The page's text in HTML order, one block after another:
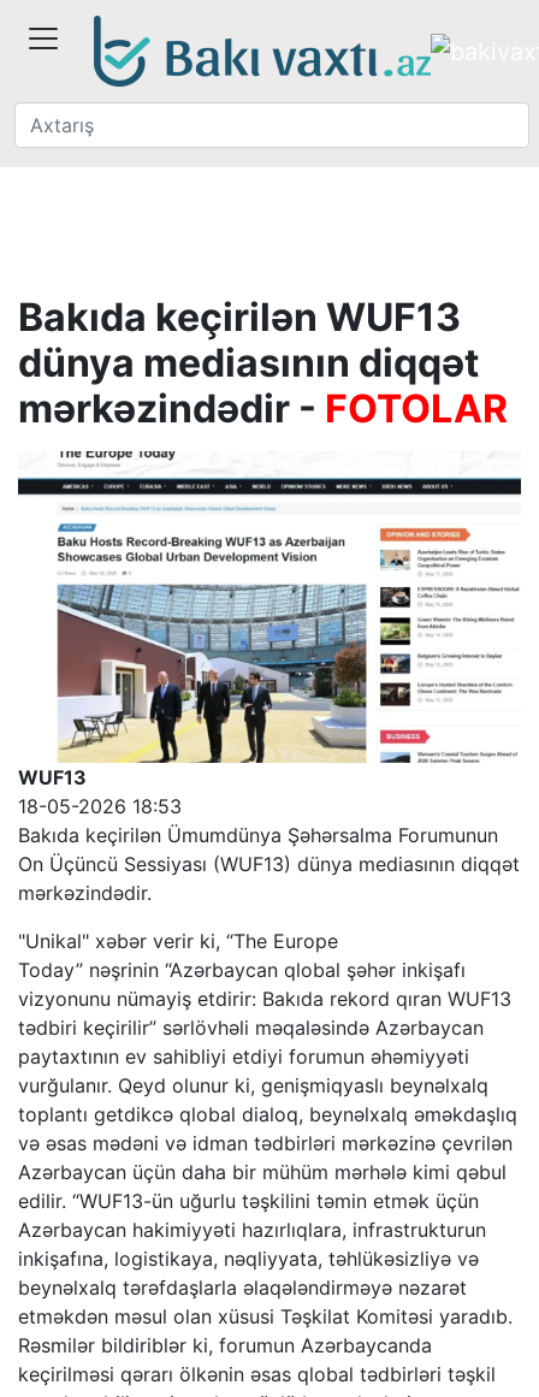
Bakıda keçirilən WUF13
dünya mediasının diqqət
mərkəzindədir - FOTOLAR
WUF13
18-05-2026 18:53
Bakıda keçirilən Ümumdünya Şəhərsalma Forumunun
On Üçüncü Sessiyası (WUF13) dünya mediasının diqqət
mərkəzindədir.
"Unikal" xəbər verir ki, “The Europe
Today” nəşrinin “Azərbaycan qlobal şəhər inkişafı
vizyonunu nümayiş etdirir: Bakıda rekord qıran WUF13
tədbiri keçirilir” sərlövhəli məqaləsində Azərbaycan
paytaxtının ev sahibliyi etdiyi forumun əhəmiyyəti
vurğulanır. Qeyd olunur ki, genişmiqyaslı beynəlxalq
toplantı getdikcə qlobal dialoq, beynəlxalq əməkdaşlıq
və əsas mədəni və idman tədbirləri mərkəzinə çevrilən
Azərbaycan üçün daha bir mühüm mərhələ kimi qəbul
edilir. “WUF13-ün uğurlu təşkilini təmin etmək üçün
Azərbaycan hakimiyyəti hazırlıqlara, infrastrukturun
inkişafına, logistikaya, nəqliyyata, təhlükəsizliyə və
beynəlxalq tərəfdaşlarla əlaqələndirməyə nəzarət
etməkdən məsul olan xüsusi Təşkilat Komitəsi yaradıb.
Rəsmilər bildiriblər ki, forumun Azərbaycanda
keçirilməsi qərarı ölkənin əsas qlobal tədbirləri təşkil